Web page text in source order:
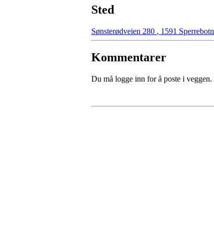
Sted
Sønsterødveien 280 , 1591 Sperrebotn
Kommentarer
Du må logge inn for å poste i veggen.